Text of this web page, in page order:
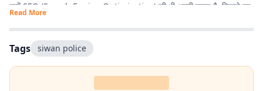
उन्हें SEO (Search Engine Optimization) की भी अच्छी समझ है, जिससे वह
पाठकों तक समय पर और प्रभावी ढंग से खबरें पहुंचाने में दक्ष हैं. तथ्यपरक, विश्वसनीय
और SEO-अनुकूल समाचार तैयार करना उनकी प्रमुख कार्यशैली है.
Read More
Tags siwan police